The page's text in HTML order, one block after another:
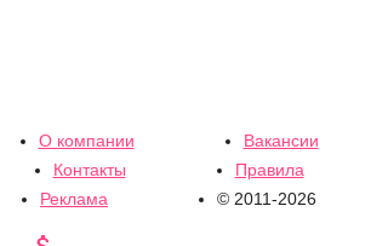
О компании
Вакансии
Контакты
Правила
Реклама
© 2011-2026